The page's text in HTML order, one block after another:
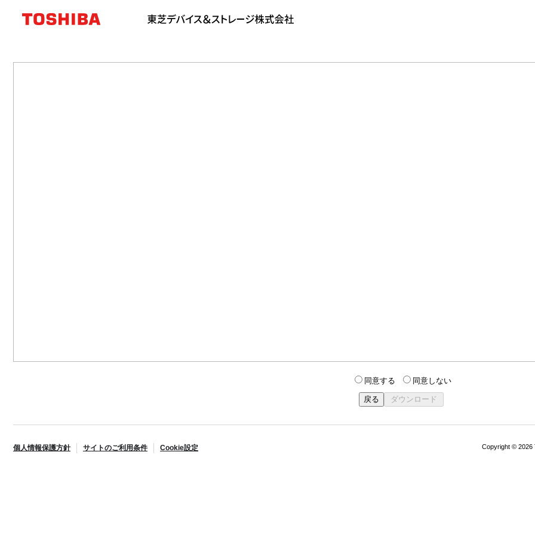
同意する 同意しない
個人情報保護方針 サイトのご利用条件 Cookie設定 Copyright © 2026